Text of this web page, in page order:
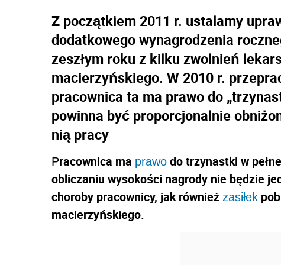
Z początkiem 2011 r. ustalamy
dodatkowego wynagrodzenia
zeszłym roku z kilku zwolnień
macierzyńskiego. W 2010 r.
pracownica ta ma prawo do
powinna być proporcjonalnie
nią pracy
Pracownica ma prawo do trzynastki w
obliczaniu wysokości nagrody nie będzie
choroby pracownicy, jak również zasiłek
macierzyńskiego.